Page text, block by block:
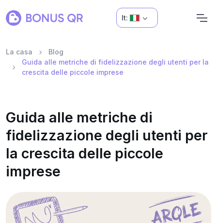
It:
La casa
Blog
Guida alle metriche di fidelizzazione degli utenti per la
crescita delle piccole imprese
Guida alle metriche di
fidelizzazione degli utenti per
la crescita delle piccole
imprese